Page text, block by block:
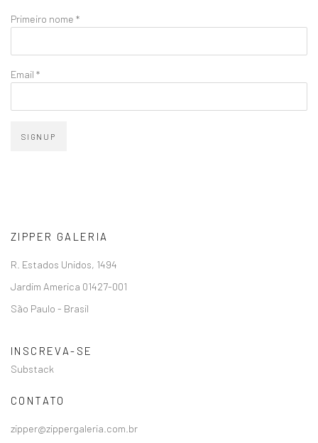
Primeiro nome *
Email *
SIGNUP
ZIPPER GALERIA
R. Estados Unidos, 1494
Jardim America 01427-001
São Paulo - Brasil
INSCREVA-SE
Substack
CONTATO
zipper@zippergaleria.com.br